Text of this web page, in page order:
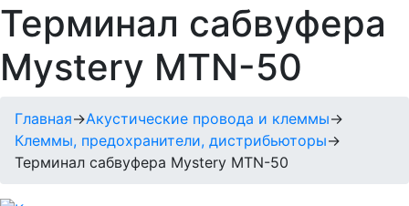
Терминал сабвуфера
Mystery MTN-50
Главная→Акустические провода и клеммы→
Клеммы, предохранители, дистрибьюторы→
Терминал сабвуфера Mystery MTN-50